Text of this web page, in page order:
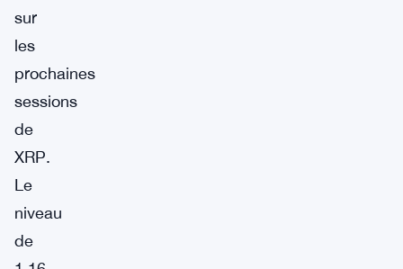
sur
les
prochaines
sessions
de
XRP.
Le
niveau
de